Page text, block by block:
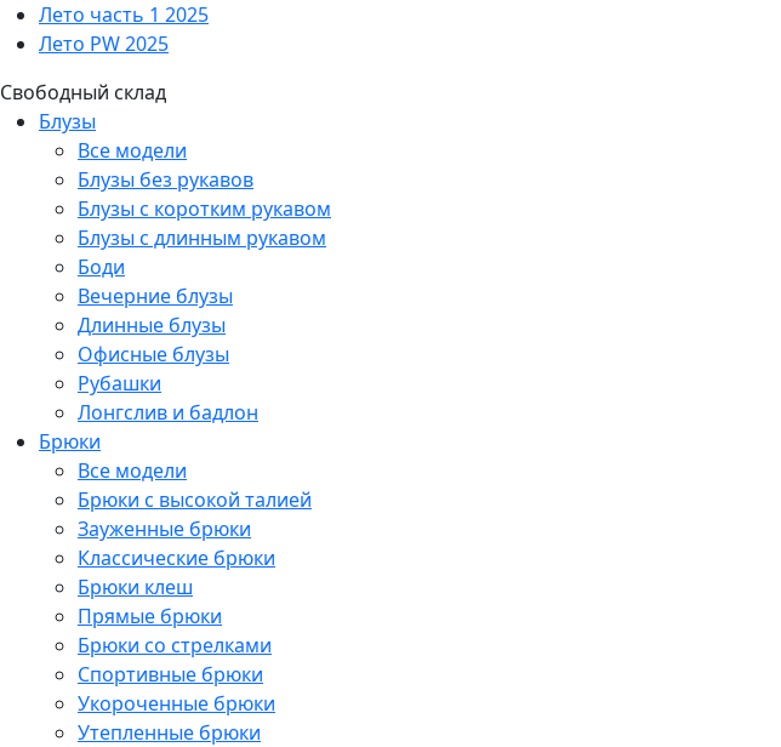
Лето часть 1 2025
Лето PW 2025
Свободный склад
Блузы
Все модели
Блузы без рукавов
Блузы с коротким рукавом
Блузы с длинным рукавом
Боди
Вечерние блузы
Длинные блузы
Офисные блузы
Рубашки
Лонгслив и бадлон
Брюки
Все модели
Брюки с высокой талией
Зауженные брюки
Классические брюки
Брюки клеш
Прямые брюки
Брюки со стрелками
Спортивные брюки
Укороченные брюки
Утепленные брюки